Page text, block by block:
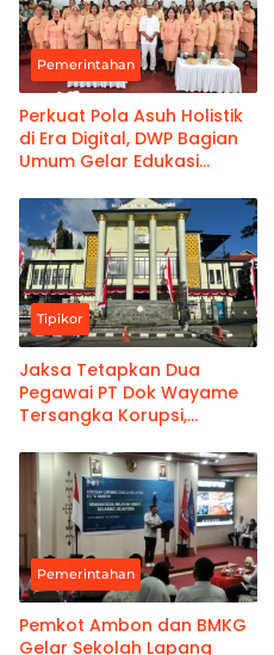
Pemerintahan
Perkuat Pola Asuh Holistik
di Era Digital, DWP Bagian
Umum Gelar Edukasi
Tipikor
Jaksa Tetapkan Dua
Pegawai PT Dok Wayame
Tersangka Korupsi,
Rp18,9 Miliar
Pemerintahan
Pemkot Ambon dan BMKG
Gelar Sekolah Lapang